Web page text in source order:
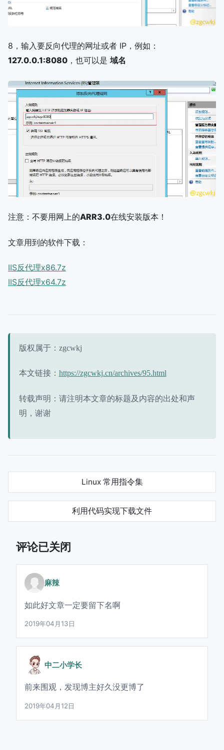
8，输入要反向代理的网址或者 IP，例如：
127.0.0.1:8080 ，也可以是 域名
注意：不要用网上的ARR3.0在线安装版本！
文章用到的软件下载：
IIS反代理x86.7z
IIS反代理x64.7z
版权属于：zgcwkj
本文链接： https://zgcwkj.cn/archives/95.html
转载声明：请注明本文章的标题及内容的出处和声
明，谢谢
Linux 常用指令集
利用代码实现下载文件
评论已关闭
麻辣
如此好文章一定要留下名啊
2019年04月13日
中二小学长
前来围观，发现博主好久没更博了
2019年04月12日